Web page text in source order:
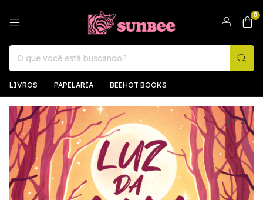
0
LIVROS PAPELARIA BEEHOT BOOKS
1/2